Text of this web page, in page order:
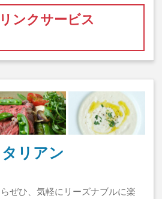
ンクサービス
リアン
ぜひ、気軽にリーズナブルに楽